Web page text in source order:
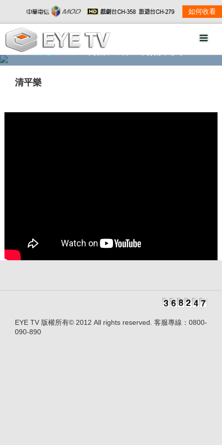
如何收看
精彩影音 劇情大綱
清平樂
EYE TV 版權所有© 2012 All rights reserved. 客服專線：0800-
090-890